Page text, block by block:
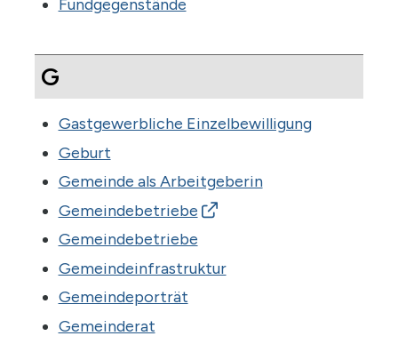
Fundgegenstände
G
Gastgewerbliche Einzelbewilligung
Geburt
Gemeinde als Arbeitgeberin
Gemeindebetriebe
Gemeindebetriebe
Gemeindeinfrastruktur
Gemeindeporträt
Gemeinderat